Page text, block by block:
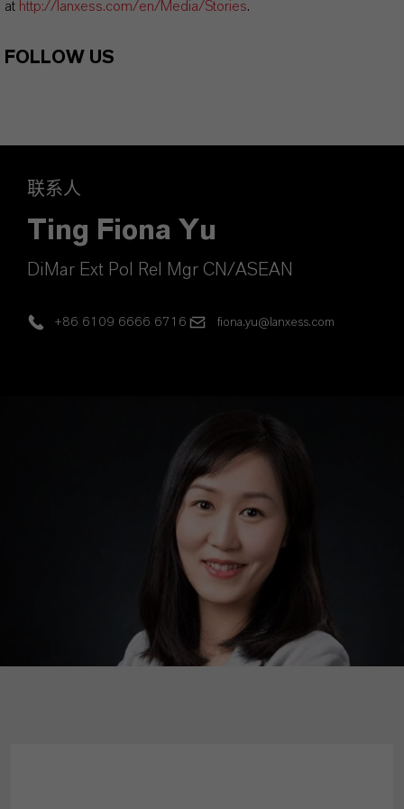
at http://lanxess.com/en/Media/Stories.
FOLLOW US
联系人
Ting Fiona Yu
DiMar Ext Pol Rel Mgr CN/ASEAN
+86 6109 6666 6716 fiona.yu@lanxess.com